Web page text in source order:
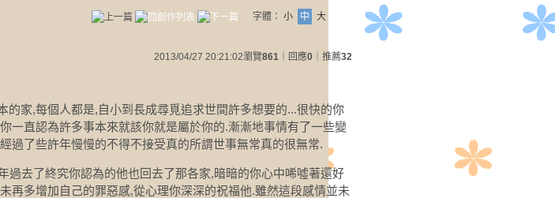
字體： 小 中 大
2013/04/27 20:21:02瀏覽861 ｜回應0 ｜推薦32
的家,每個人都是,自小到長成尋覓追求世間許多想要的...很快的你
一直認為許多事本來就該你就是屬於你的.漸漸地事情有了一些變
過了些許年慢慢的不得不接受真的所謂世事無常真的很無常.
過去了終究你認為的他也回去了那各家,暗暗的你心中唏噓著還好
再多增加自己的罪惡感,從心理你深深的祝福他.雖然這段感情並未